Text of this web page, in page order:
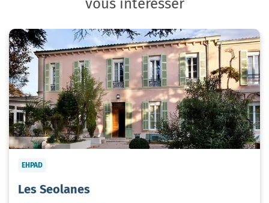
vous intéresser
EHPAD
Les Seolanes